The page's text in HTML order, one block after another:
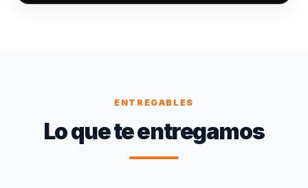
ENTREGABLES
Lo que te entregamos